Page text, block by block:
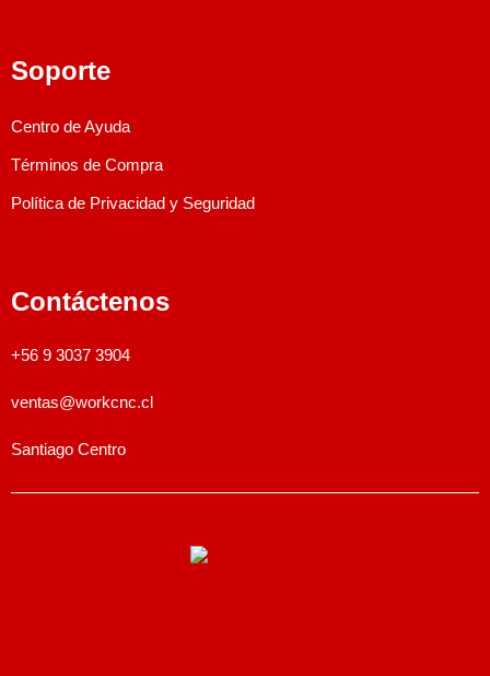
Soporte
Centro de Ayuda
Términos de Compra
Política de Privacidad y Seguridad
Contáctenos
+56 9 3037 3904
ventas@workcnc.cl
Santiago Centro